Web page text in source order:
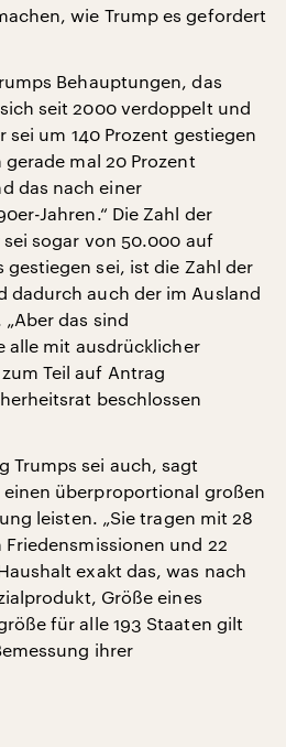
wie Trump es gefordert
Behauptungen, das
seit 2000 verdoppelt und
sei um 140 Prozent gestiegen
mal 20 Prozent
das nach einer
Jahren.“ Die Zahl der
sogar von 50.000 auf
gestiegen sei, ist die Zahl der
dadurch auch der im Ausland
das sind
alle mit ausdrücklicher
Teil auf Antrag
beschlossen
Trumps sei auch, sagt
einen überproportional großen
leisten. „Sie tragen mit 28
und 22
exakt das, was nach
Größe eines
für alle 193 Staaten gilt
ihrer